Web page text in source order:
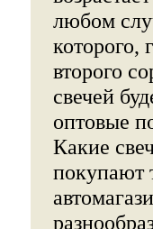
любом
которого,
второго
свечей
оптовые
Какие
покупают